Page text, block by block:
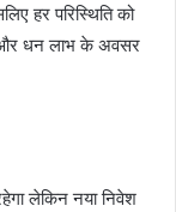
हर परिस्थिति को
धन लाभ के अवसर
लेकिन नया निवेश